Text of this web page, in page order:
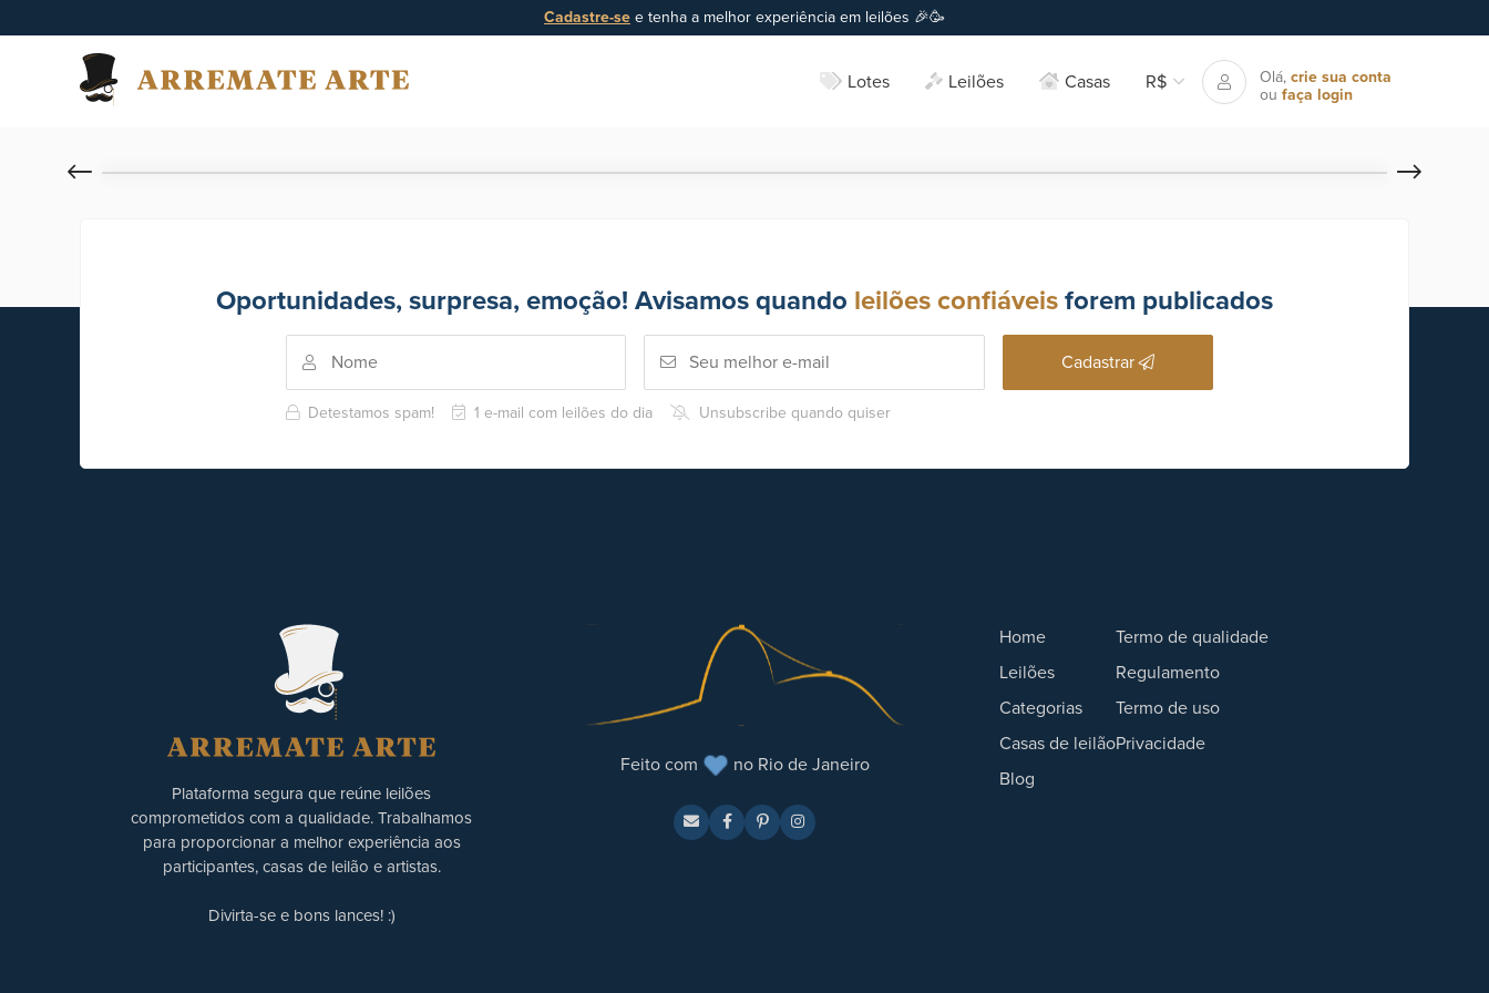
Cadastre-se e tenha a melhor experiência em leilões 🎉🥳
Lotes Leilões Casas R$ Olá, crie sua conta
ou faça login
Oportunidades, surpresa, emoção! Avisamos quando leilões confiáveis forem publicados
Cadastrar
Detestamos spam! 1 e-mail com leilões do dia Unsubscribe quando quiser
Plataforma segura que reúne leilões
comprometidos com a qualidade. Trabalhamos
para proporcionar a melhor experiência aos
participantes, casas de leilão e artistas.
Divirta-se e bons lances! :)
Feito com no Rio de Janeiro
Home
Leilões
Categorias
Casas de leilão
Blog
Termo de qualidade
Regulamento
Termo de uso
Privacidade